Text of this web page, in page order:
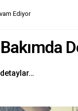
Ediyor